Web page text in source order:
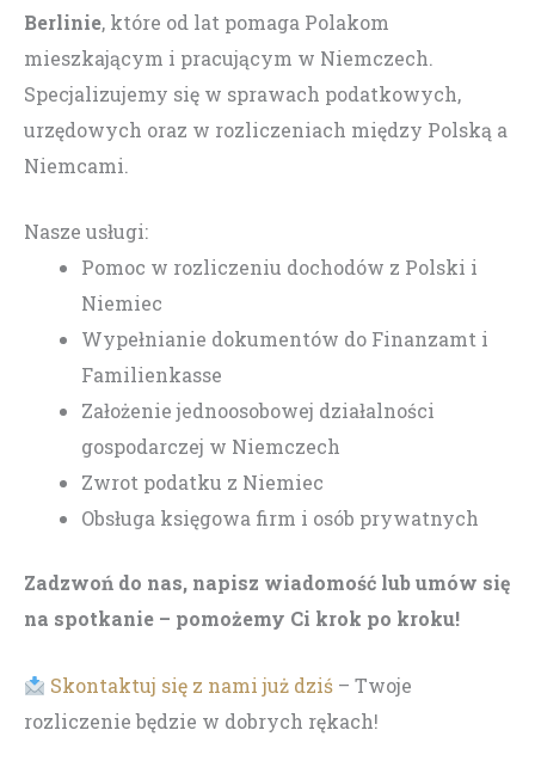
Berlinie, które od lat pomaga Polakom
mieszkającym i pracującym w Niemczech.
Specjalizujemy się w sprawach podatkowych,
urzędowych oraz w rozliczeniach między Polską a
Niemcami.
Nasze usługi:
Pomoc w rozliczeniu dochodów z Polski i
Niemiec
Wypełnianie dokumentów do Finanzamt i
Familienkasse
Założenie jednoosobowej działalności
gospodarczej w Niemczech
Zwrot podatku z Niemiec
Obsługa księgowa firm i osób prywatnych
Zadzwoń do nas, napisz wiadomość lub umów się
na spotkanie – pomożemy Ci krok po kroku!
Skontaktuj się z nami już dziś – Twoje
rozliczenie będzie w dobrych rękach!